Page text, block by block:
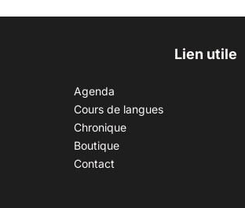
Lien utile
Agenda
Cours de langues
Chronique
Boutique
Contact